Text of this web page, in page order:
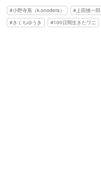
小野寺系（k.onodera） 上田慎一郎
きくちゆうき
100日間生きたワニ